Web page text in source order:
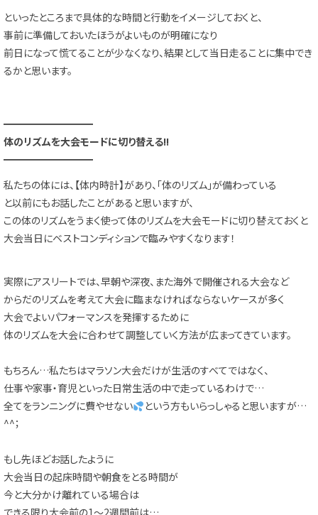
といったところまで具体的な時間と行動をイメージしておくと、
事前に準備しておいたほうがよいものが明確になり
前日になって慌てることが少なくなり、結果として当日走ることに集中でき
るかと思います。
━━━━━━━━━
体のリズムを大会モードに切り替える!!
━━━━━━━━━
私たちの体には、【体内時計】があり、「体のリズム」が備わっている
と以前にもお話したことがあると思いますが、
この体のリズムをうまく使って体のリズムを大会モードに切り替えておくと
大会当日にベストコンディションで臨みやすくなります！
実際にアスリートでは、早朝や深夜、また海外で開催される大会など
からだのリズムを考えて大会に臨まなければならないケースが多く
大会でよいパフォーマンスを発揮するために
体のリズムを大会に合わせて調整していく方法が広まってきています。
もちろん…私たちはマラソン大会だけが生活のすべてではなく、
仕事や家事・育児といった日常生活の中で走っているわけで…
全てをランニングに費やせない
という方もいらっしゃると思いますが…
^^；
もし先ほどお話したように
大会当日の起床時間や朝食をとる時間が
今と大分かけ離れている場合は